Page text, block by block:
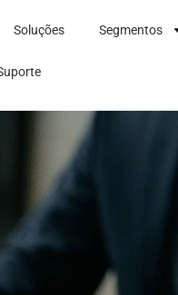
Soluções Segmentos